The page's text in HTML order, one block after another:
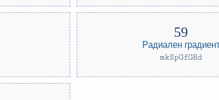
Радиален
mkSpGfGRd